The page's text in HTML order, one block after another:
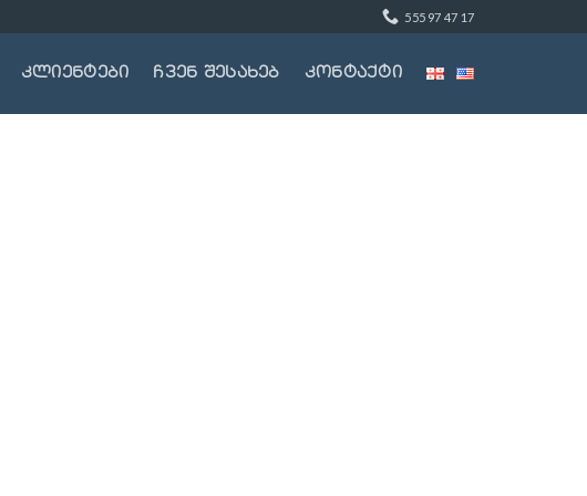
555 97 47 17
კლიენტები ჩვენ შესახებ კონტაქტი